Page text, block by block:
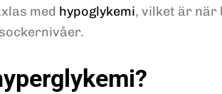
med hypoglykemi, vilket är när